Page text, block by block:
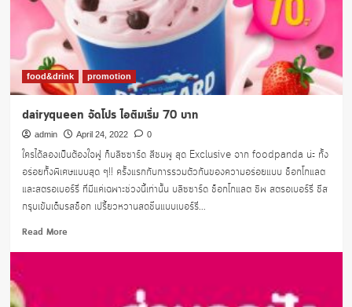
food&drink promotion
dairyqueen จัดโปร ไอติมเริ่ม 70 บาท
admin April 24, 2022 0
ใครได้ลองเป็นต้องใจฟู ก็บลิซซาร์ด สีชมพู สุด Exclusive จาก foodpanda น่ะ ทั้ง
อร่อยทั้งพิเศษแบบสุด ๆ!! ครั้งแรกกับการรวมตัวกันของความอร่อยแบบ ช็อกโกแลต
และสตรอเบอร์รี่ ที่มีแค่เฉพาะช่วงนี้เท่านั้น บลิซซาร์ด ช็อกโกแลต ชิพ สตรอเบอร์รี่ ชีส
กรุบเข้มเต็มรสช็อก เปรี้ยวหวานสดชื่นแบบเบอร์รี่...
Read MoreRead